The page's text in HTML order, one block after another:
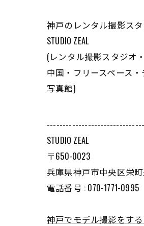
神戸のレンタル撮影ス
STUDIO ZEAL
(レンタル撮影スタジオ
中国・フリースペース
写真館)
STUDIO ZEAL
〒650-0023
兵庫県神戸市中央区栄
電話番号 : 070-1771-0995
神戸でモデル撮影をす